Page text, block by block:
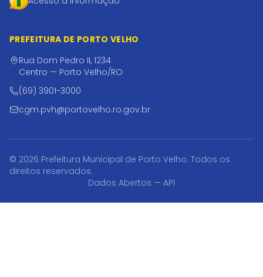
PREFEITURA DE PORTO VELHO
Rua Dom Pedro II, 1234
Centro — Porto Velho/RO
(69) 3901-3000
cgm.pvh@portovelho.ro.gov.br
© 2026 Prefeitura Municipal de Porto Velho. Todos os
direitos reservados.
Dados Abertos — API